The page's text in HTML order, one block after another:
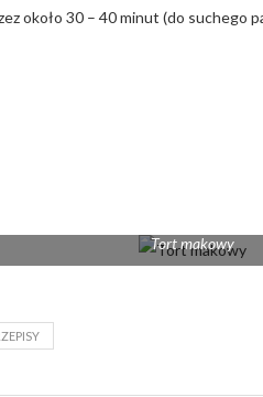
około 30 – 40 minut (do suchego
Tort makowy